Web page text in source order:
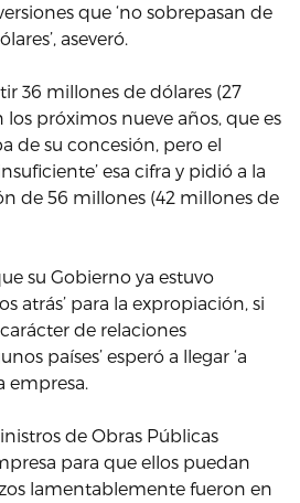
que ‘no sobrepasan de
aseveró.
36 millones de dólares (27
próximos nueve años, que es
de su concesión, pero el
esa cifra y pidió a la
de 56 millones (42 millones de
su Gobierno ya estuvo
atrás’ para la expropiación, si
de relaciones
países’ esperó a llegar ‘a
empresa.
de Obras Públicas
para que ellos puedan
lamentablemente fueron en